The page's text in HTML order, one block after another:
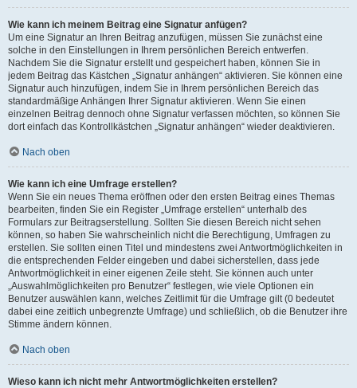
Wie kann ich meinem Beitrag eine Signatur anfügen?
Um eine Signatur an Ihren Beitrag anzufügen, müssen Sie zunächst eine
solche in den Einstellungen in Ihrem persönlichen Bereich entwerfen.
Nachdem Sie die Signatur erstellt und gespeichert haben, können Sie in
jedem Beitrag das Kästchen „Signatur anhängen“ aktivieren. Sie können eine
Signatur auch hinzufügen, indem Sie in Ihrem persönlichen Bereich das
standardmäßige Anhängen Ihrer Signatur aktivieren. Wenn Sie einen
einzelnen Beitrag dennoch ohne Signatur verfassen möchten, so können Sie
dort einfach das Kontrollkästchen „Signatur anhängen“ wieder deaktivieren.
Nach oben
Wie kann ich eine Umfrage erstellen?
Wenn Sie ein neues Thema eröffnen oder den ersten Beitrag eines Themas
bearbeiten, finden Sie ein Register „Umfrage erstellen“ unterhalb des
Formulars zur Beitragserstellung. Sollten Sie diesen Bereich nicht sehen
können, so haben Sie wahrscheinlich nicht die Berechtigung, Umfragen zu
erstellen. Sie sollten einen Titel und mindestens zwei Antwortmöglichkeiten in
die entsprechenden Felder eingeben und dabei sicherstellen, dass jede
Antwortmöglichkeit in einer eigenen Zeile steht. Sie können auch unter
„Auswahlmöglichkeiten pro Benutzer“ festlegen, wie viele Optionen ein
Benutzer auswählen kann, welches Zeitlimit für die Umfrage gilt (0 bedeutet
dabei eine zeitlich unbegrenzte Umfrage) und schließlich, ob die Benutzer ihre
Stimme ändern können.
Nach oben
Wieso kann ich nicht mehr Antwortmöglichkeiten erstellen?